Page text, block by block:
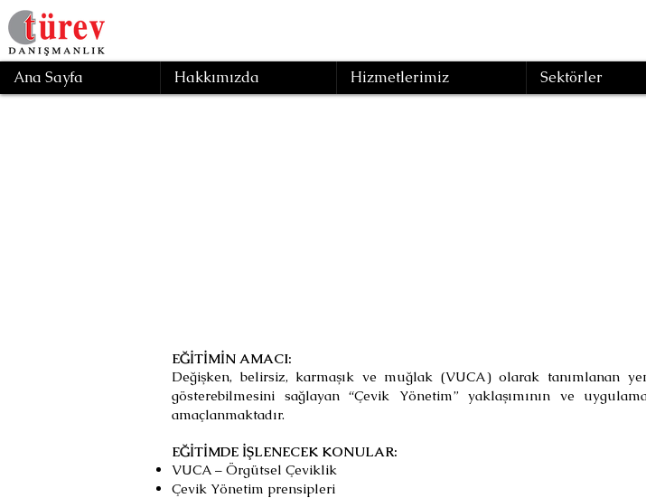
Ana Sayfa Hakkımızda Hizmetlerimiz Sektörler
EĞİTİMİN AMACI:
Değişken, belirsiz, karmaşık ve muğlak (VUCA) olarak tanımlanan
gösterebilmesini sağlayan “Çevik Yönetim” yaklaşımının ve
amaçlanmaktadır.​
EĞİTİMDE İŞLENECEK KONULAR:
VUCA – Örgütsel Çeviklik
Çevik Yönetim prensipleri